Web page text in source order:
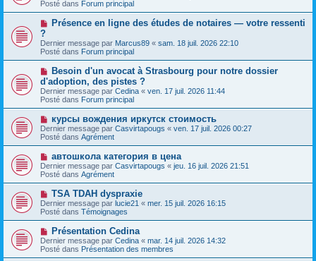
a
g
e
m
e
g
e
v
e
a
m
e
s
s
a
g
e
Posté dans Forum principal
N
v
e
a
m
e
s
g
e
Présence en ligne des études de notaires — votre ressenti
?
Dernier message par Marcus89 « sam. 18 juil. 2026 22:10
Posté dans Forum principal
N
u
v
e
a
u
m
e
s
s
a
g
e
Besoin d'un avocat à Strasbourg pour notre dossier
d'adoption, des pistes ?
Dernier message par Cedina « ven. 17 juil. 2026 11:44
Posté dans Forum principal
N
o
u
v
a
u
m
e
s
s
a
g
e
курсы вождения иркутск стоимость
Dernier message par Casvirtapougs « ven. 17 juil. 2026 00:27
Posté dans Agrément
N
o
u
v
e
u
m
e
s
a
g
автошкола категория в цена
Dernier message par Casvirtapougs « jeu. 16 juil. 2026 21:51
Posté dans Agrément
N
o
u
v
e
a
u
m
e
TSA TDAH dyspraxie
Dernier message par lucie21 « mer. 15 juil. 2026 16:15
Posté dans Témoignages
N
o
u
v
Présentation Cedina
Dernier message par Cedina « mar. 14 juil. 2026 14:32
Posté dans Présentation des membres